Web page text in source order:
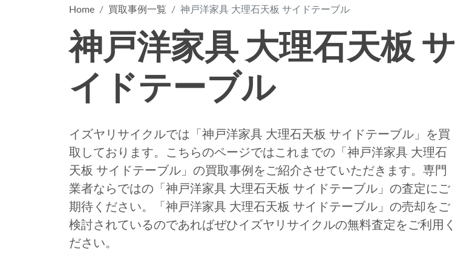
Home 買取事例一覧 神戸洋家具 大理石天板 サイドテーブル
神戸洋家具 大理石天板 サ
イドテーブル
イズヤリサイクルでは「神戸洋家具 大理石天板 サイドテーブル」を買
取しております。こちらのページではこれまでの「神戸洋家具 大理石
天板 サイドテーブル」の買取事例をご紹介させていただきます。専門
業者ならではの「神戸洋家具 大理石天板 サイドテーブル」の査定にご
期待ください。「神戸洋家具 大理石天板 サイドテーブル」の売却をご
検討されているのであればぜひイズヤリサイクルの無料査定をご利用く
ださい。